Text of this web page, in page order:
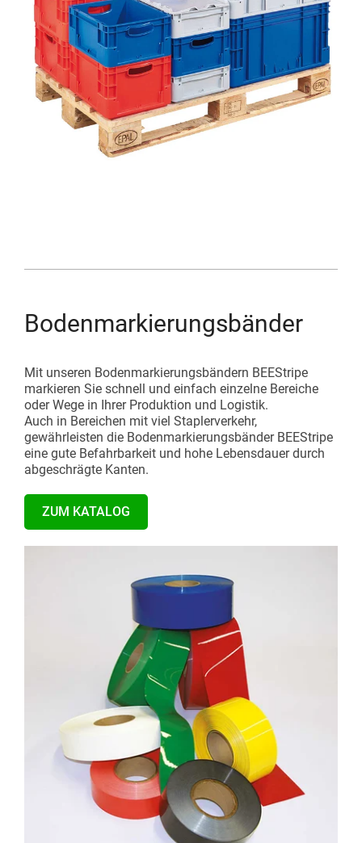
Bodenmarkierungsbänder
Mit unseren Bodenmarkierungsbändern BEEStripe
markieren Sie schnell und einfach einzelne Bereiche
oder Wege in Ihrer Produktion und Logistik.
Auch in Bereichen mit viel Staplerverkehr,
gewährleisten die Bodenmarkierungsbänder BEEStripe
eine gute Befahrbarkeit und hohe Lebensdauer durch
abgeschrägte Kanten.
ZUM KATALOG